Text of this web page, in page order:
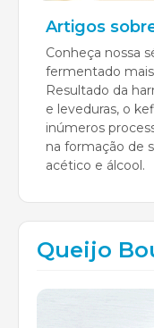
Artigos
Conheça nossa
fermentado
Resultado da
e leveduras, o
inúmeros
na formação de
acético e álcool.
Queijo